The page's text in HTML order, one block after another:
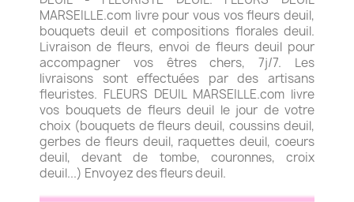
MARSEILLE.com livre pour vous vos fleurs deuil,
bouquets deuil et compositions florales deuil.
Livraison de fleurs, envoi de fleurs deuil pour
accompagner vos êtres chers, 7j/7. Les
livraisons sont effectuées par des artisans
fleuristes. FLEURS DEUIL MARSEILLE.com livre
vos bouquets de fleurs deuil le jour de votre
choix (bouquets de fleurs deuil, coussins deuil,
gerbes de fleurs deuil, raquettes deuil, coeurs
deuil, devant de tombe, couronnes, croix
deuil...) Envoyez des fleurs deuil.